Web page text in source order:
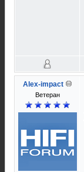
Alex-impact
Ветеран